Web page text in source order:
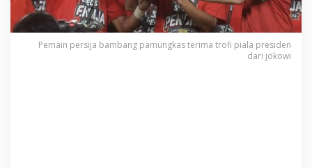
Pemain persija bambang pamungkas terima trofi piala presiden
dari jokowi